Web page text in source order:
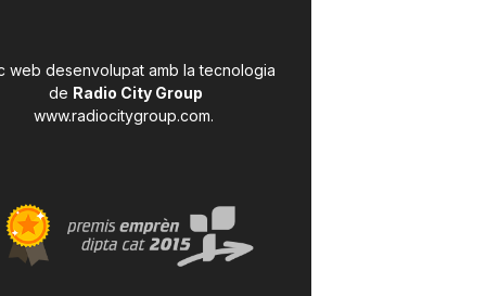
web desenvolupat amb la tecnologia
de Radio City Group
www.radiocitygroup.com.